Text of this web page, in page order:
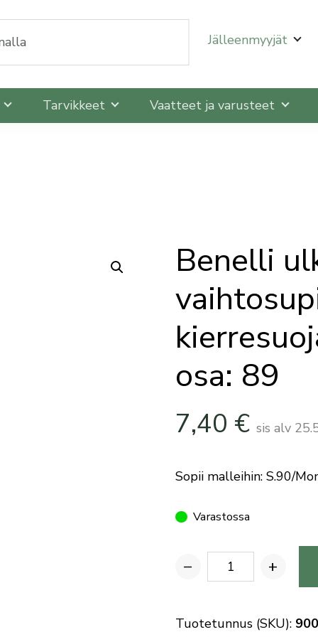
Jälleenmyyjät
Tarvikkeet Vaatteet ja varusteet
Benelli
osa: 89
7,40 € sis alv
Sopii malleihin: S.90/
Varastossa
−
vaihtosupistajan
+
Tuotetunnus (SKU):